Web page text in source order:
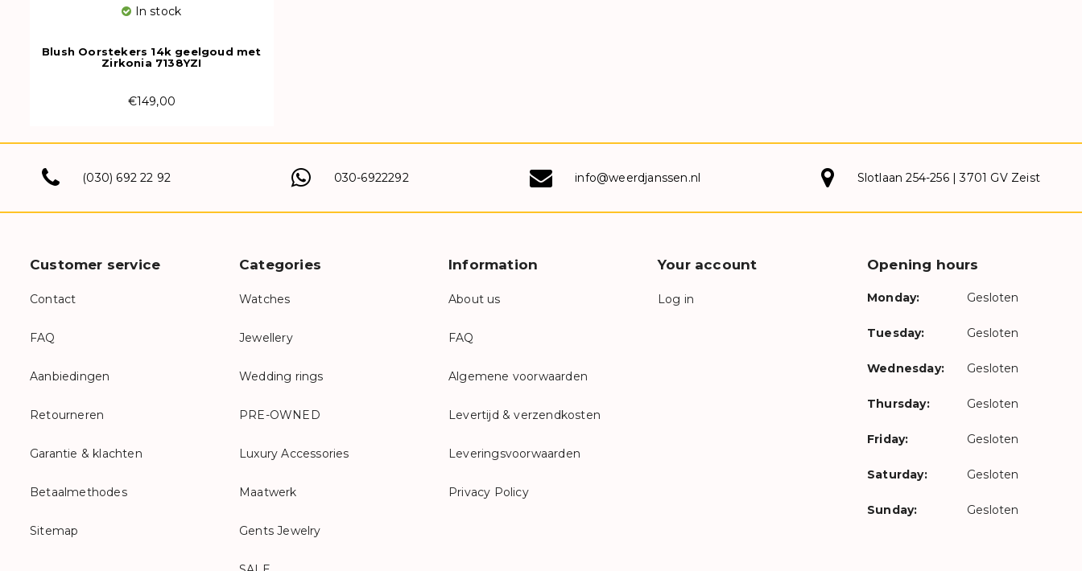
In stock
Blush Oorstekers 14k geelgoud met
Zirkonia 7138YZI
€149,00
(030) 692 22 92 030-6922292 info@weerdjanssen.nl Slotlaan 254-256 | 3701 GV Zeist
Customer service
Contact
FAQ
Aanbiedingen
Retourneren
Garantie & klachten
Betaalmethodes
Sitemap
Categories
Watches
Jewellery
Wedding rings
PRE-OWNED
Luxury Accessories
Maatwerk
Gents Jewelry
Information
About us
FAQ
Algemene voorwaarden
Levertijd & verzendkosten
Leveringsvoorwaarden
Privacy Policy
Your account
Log in
Opening hours
Monday: Gesloten
Tuesday: Gesloten
Wednesday: Gesloten
Thursday: Gesloten
Friday: Gesloten
Saturday: Gesloten
Sunday: Gesloten